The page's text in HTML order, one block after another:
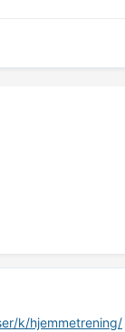
k/hjemmetrening/